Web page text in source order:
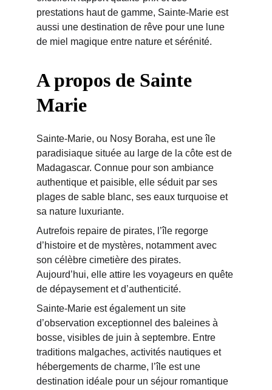
A propos de Sainte
Marie
prestations haut de gamme, Sainte-Marie est
aussi une destination de rêve pour une lune
de miel magique entre nature et sérénité.
Sainte-Marie, ou Nosy Boraha, est une île
paradisiaque située au large de la côte est de
Madagascar. Connue pour son ambiance
authentique et paisible, elle séduit par ses
plages de sable blanc, ses eaux turquoise et
sa nature luxuriante.
Autrefois repaire de pirates, l’île regorge
d’histoire et de mystères, notamment avec
son célèbre cimetière des pirates.
Aujourd’hui, elle attire les voyageurs en quête
de dépaysement et d’authenticité.
Sainte-Marie est également un site
d’observation exceptionnel des baleines à
bosse, visibles de juin à septembre. Entre
traditions malgaches, activités nautiques et
hébergements de charme, l’île est une
destination idéale pour un séjour romantique